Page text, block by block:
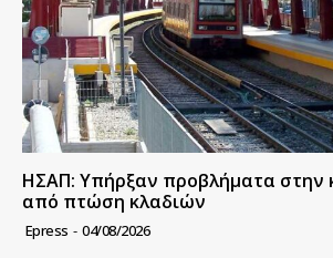
ΗΣΑΠ: Υπήρξαν προβλήματα στην
από πτώση κλαδιών
Epress - 04/08/2026